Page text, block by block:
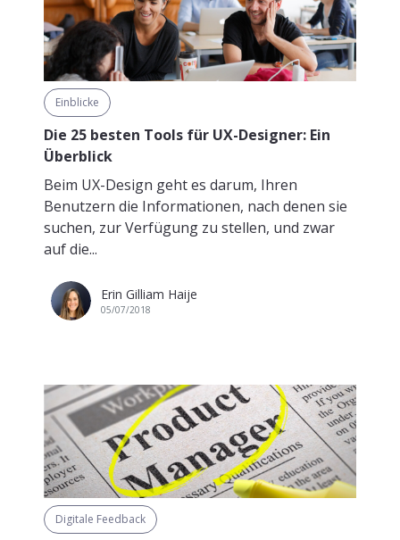
Einblicke
Die 25 besten Tools für UX-Designer: Ein
Überblick
Beim UX-Design geht es darum, Ihren
Benutzern die Informationen, nach denen sie
suchen, zur Verfügung zu stellen, und zwar
auf die...
Erin Gilliam Haije
05/07/2018
Digitale Feedback